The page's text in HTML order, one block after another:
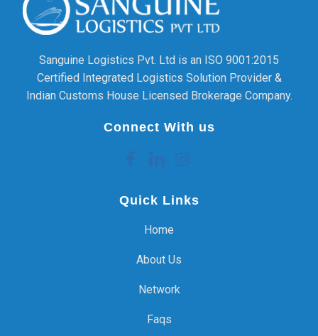
Sanguine Logistics Pvt. Ltd is an ISO 9001:2015
Certified Integrated Logistics Solution Provider &
Indian Customs House Licensed Brokerage Company.
Connect With us
Quick Links
Home
About Us
Network
Faqs